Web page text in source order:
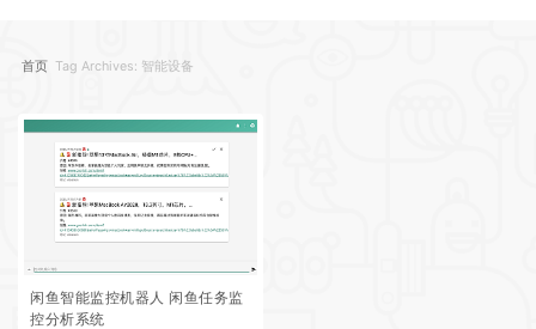
首页 Tag Archives: 智能设备
闲鱼智能监控机器人 闲鱼任务监
控分析系统